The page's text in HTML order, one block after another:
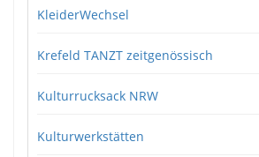
KleiderWechsel
Krefeld TANZT zeitgenössisch
Kulturrucksack NRW
Kulturwerkstätten